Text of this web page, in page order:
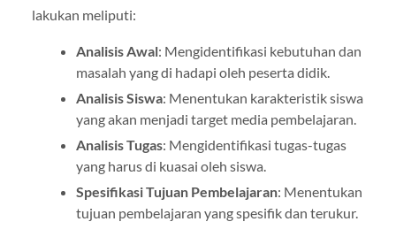
lakukan meliputi:
Analisis Awal: Mengidentifikasi kebutuhan dan
masalah yang di hadapi oleh peserta didik.
Analisis Siswa: Menentukan karakteristik siswa
yang akan menjadi target media pembelajaran.
Analisis Tugas: Mengidentifikasi tugas-tugas
yang harus di kuasai oleh siswa.
Spesifikasi Tujuan Pembelajaran: Menentukan
tujuan pembelajaran yang spesifik dan terukur.